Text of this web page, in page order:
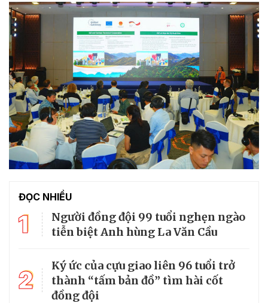
ĐỌC NHIỀU
1
Người đồng đội 99 tuổi nghẹn ngào
tiễn biệt Anh hùng La Văn Cầu
2
Ký ức của cựu giao liên 96 tuổi trở
thành “tấm bản đồ” tìm hài cốt
đồng đội